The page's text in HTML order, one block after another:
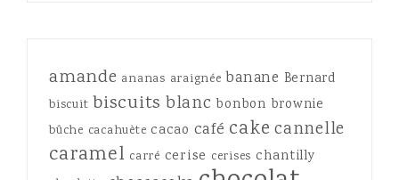
amande ananas araignée banane Bernard
biscuit biscuits blanc bonbon brownie
bûche cacahuète cacao café cake cannelle
caramel carré cerise cerises chantilly